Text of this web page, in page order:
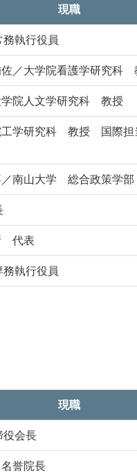
現職
執行役員
／大学院看護学研究科
院人文学研究科 教授
学研究科 教授 国際担
南山大学 総合政策学
代表
執行役員
現職
会長
誉院長